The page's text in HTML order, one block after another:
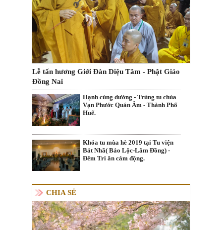
Lễ tấn hương Giới Đàn Diệu Tâm - Phật Giáo
Đồng Nai
Hạnh cúng dường - Trùng tu chùa
Vạn Phước Quán Âm - Thành Phố
Huế.
Khóa tu mùa hè 2019 tại Tu viện
Bát Nhã( Bảo Lộc-Lâm Đồng) -
Đêm Tri ân cảm động.
CHIA SẺ